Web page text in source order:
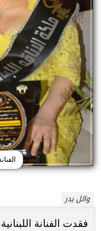
وائل بدر
فقدت الفنانة